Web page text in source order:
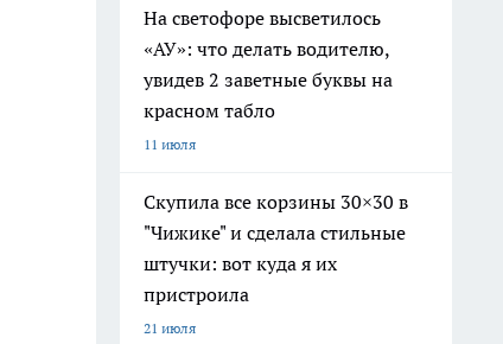
На светофоре высветилось
«АУ»: что делать водителю,
увидев 2 заветные буквы на
красном табло
11 июля
Скупила все корзины 30×30 в
"Чижике" и сделала стильные
штучки: вот куда я их
пристроила
21 июля